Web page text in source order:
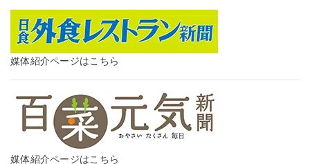
媒体紹介ページはこちら
媒体紹介ページはこちら